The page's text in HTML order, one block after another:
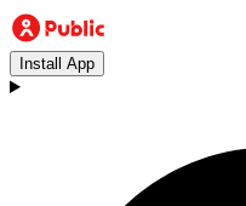
Install App